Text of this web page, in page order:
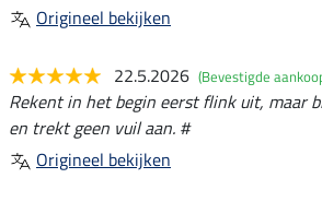
Origineel bekijken
22.5.2026 (Bevestigde
Rekent in het begin eerst flink uit, maar
en trekt geen vuil aan. #
Origineel bekijken